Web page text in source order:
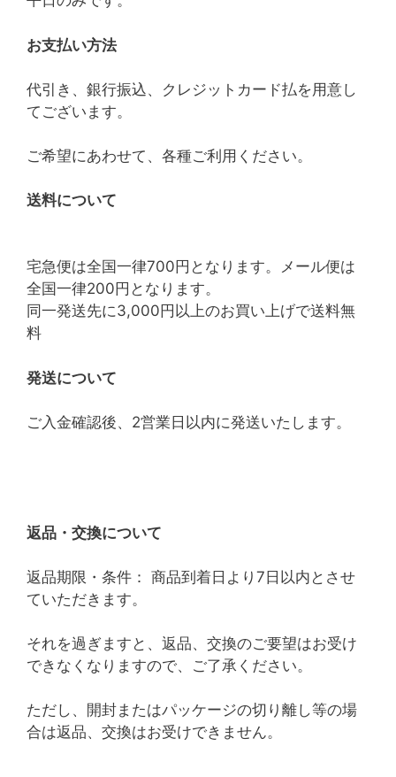
お支払い方法
代引き、銀行振込、クレジットカード払を用意し
てございます。
ご希望にあわせて、各種ご利用ください。
送料について
宅急便は全国一律700円となります。メール便は
全国一律200円となります。
同一発送先に3,000円以上のお買い上げで送料無
料
発送について
ご入金確認後、2営業日以内に発送いたします。
返品・交換について
返品期限・条件： 商品到着日より7日以内とさせ
ていただきます。
それを過ぎますと、返品、交換のご要望はお受け
できなくなりますので、ご了承ください。
ただし、開封またはパッケージの切り離し等の場
合は返品、交換はお受けできません。